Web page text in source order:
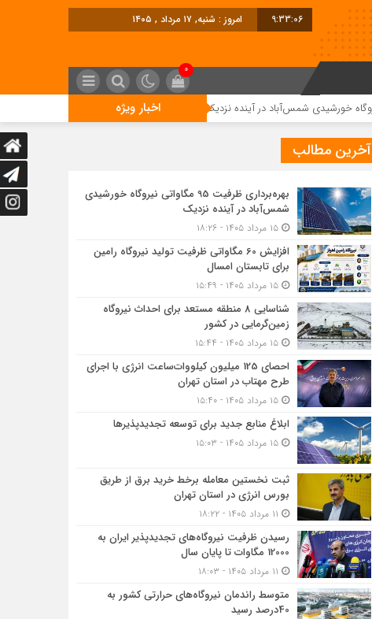
9:33:07 امروز : شنبه, ۱۷ مرداد , ۱۴۰۵
0
اخبار ویژه افزایش 60 مگاواتی ظرفیت تولید نیروگاه رامین برای تابستان امسال
آخرین مطالب
بهره‌برداری ظرفیت 95 مگاواتی نیروگاه خورشیدی
شمس‌آباد در آینده نزدیک
۱۵ مرداد ۱۴۰۵ - ۱۸:۲۶
افزایش 60 مگاواتی ظرفیت تولید نیروگاه رامین
برای تابستان امسال
۱۵ مرداد ۱۴۰۵ - ۱۵:۴۹
شناسایی 8 منطقه مستعد برای احداث نیروگاه
زمین‌گرمایی در کشور
۱۵ مرداد ۱۴۰۵ - ۱۵:۴۴
احصای 125 میلیون کیلووات‌ساعت انرژی با اجرای
طرح مهتاب در استان تهران
۱۵ مرداد ۱۴۰۵ - ۱۵:۴۰
ابلاغ منابع جدید برای توسعه تجدیدپذیرها
۱۵ مرداد ۱۴۰۵ - ۱۵:۰۳
ثبت نخستین معامله برخط خرید برق از طریق
بورس انرژی در استان تهران
رسیدن ظرفیت نیروگاه‌های تجدیدپذیر ایران به
12000 مگاوات تا پایان سال
متوسط راندمان نیروگاه‌های حرارتی کشور به
40درصد رسید